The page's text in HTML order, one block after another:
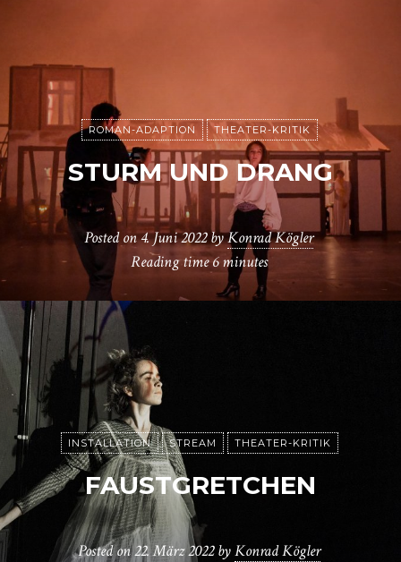
ROMAN-ADAPTION THEATER-KRITIK
STURM UND DRANG
Posted on4. Juni 2022byKonrad Kögler
Reading time6 minutes
INSTALLATION STREAM THEATER-KRITIK
FAUSTGRETCHEN
Posted on22. März 2022 byKonrad Kögler